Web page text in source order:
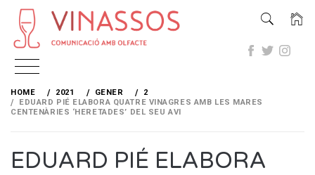
Skip
content
HOME 2021 GENER
2
EDUARD PIÉ ELABORA QUATRE VINAGRES AMB LES MARES
CENTENÀRIES ‘HERETADES’ DEL SEU AVI
EDUARD PIÉ ELABORA